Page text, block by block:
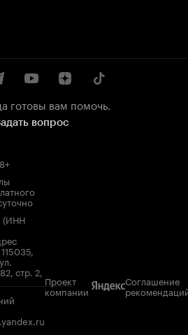
готовы вам помочь.
вопрос
(ИНН
стр. 2,
Проект
компании
Соглашение